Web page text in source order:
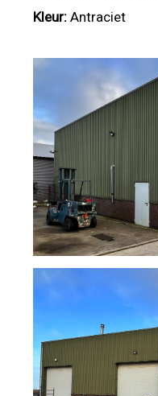
Kleur: Antraciet